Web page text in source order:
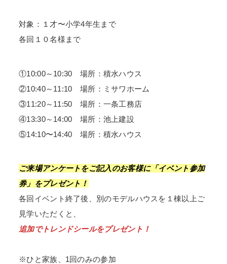
対象：１才〜小学4年生まで
各回１０名様まで
①10:00～10:30 場所：積水ハウス
②10:40～11:10 場所：ミサワホーム
③11:20～11:50 場所：一条工務店
④13:30～14:00 場所：池上建設
⑤14:10〜14:40 場所：積水ハウス
ご来場アンケートをご記入のお客様に「イベント参加
券」をプレゼント！
各回イベント終了後、別のモデルハウスを１棟以上ご
見学いただくと、
追加でトレンドシールをプレゼント！
※ひと家族、1回のみの参加